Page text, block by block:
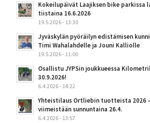
Kokeilupäivät Laajiksen bike parkissa
tiistaina 16.6.2026
19.5.2026 - 13:30
Jyväskylän pyöräilyn edistämisen
Timi Wahalahdelle ja Jouni Kalliolle
19.5.2026 - 11:00
Osallistu JYPSin joukkueessa
30.9.2026!
6.4.2026 - 14:22
Yhteistilaus Ortliebin tuotteista 2026
viimeistään sunnuntaina 26.4.
6.4.2026 - 13:57